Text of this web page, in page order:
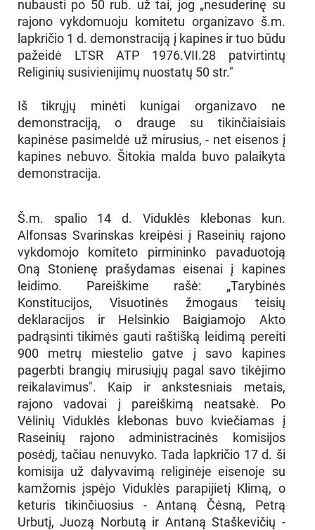
nubausti po 50 rub. už tai, jog „nesuderinę su
rajono vykdomuoju komitetu organizavo š.m.
lapkričio 1 d. demonstraciją į kapines ir tuo būdu
pažeidė LTSR ATP 1976.VII.28 patvirtintų
Religinių susivienijimų nuostatų 50 str."
Iš tikrųjų minėti kunigai organizavo ne
demonstraciją, o drauge su tikinčiaisiais
kapinėse pasimeldė už mirusius, - net eisenos į
kapines nebuvo. Šitokia malda buvo palaikyta
demonstracija.
Š.m. spalio 14 d. Viduklės klebonas kun.
Alfonsas Svarinskas kreipėsi į Raseinių rajono
vykdomojo komiteto pirmininko pavaduotoją
Oną Stonienę prašydamas eisenai į kapines
leidimo. Pareiškime rašė: „Tarybinės
Konstitucijos, Visuotinės žmogaus teisių
deklaracijos ir Helsinkio Baigiamojo Akto
padrąsinti tikimės gauti raštišką leidimą pereiti
900 metrų miestelio gatve į savo kapines
pagerbti brangių mirusiųjų pagal savo tikėjimo
reikalavimus". Kaip ir ankstesniais metais,
rajono vadovai į pareiškimą neatsakė. Po
Vėlinių Viduklės klebonas buvo kviečiamas į
Raseinių rajono administracinės komisijos
posėdį, tačiau nenuvyko. Tada lapkričio 17 d. ši
komisija už dalyvavimą religinėje eisenoje su
kamžomis įspėjo Viduklės parapijietį Klimą, o
keturis tikinčiuosius - Antaną Čėsną, Petrą
Urbutį, Juozą Norbutą ir Antaną Staškevičių -